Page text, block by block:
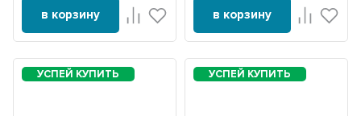
в корзину в корзину